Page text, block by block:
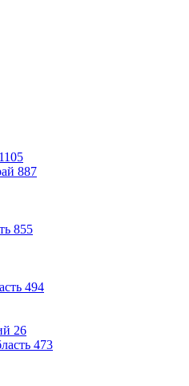
1105
887
855
494
26
473